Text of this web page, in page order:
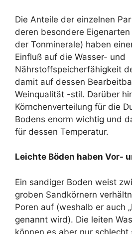
Die Anteile der einzelnen
deren besondere
der Tonminerale) haben
Einfluß auf die Wasser- und
Nährstoffspeicherfähigkeit
damit auf dessen
Weinqualität -stil. Darüber
Körnchenverteilung für die
Bodens enorm wichtig und
für dessen Temperatur.
Leichte Böden haben Vor-
Ein sandiger Boden weist
groben Sandkörnern
Poren auf (weshalb er auch
genannt wird). Die leiten
können es aber nur schlecht